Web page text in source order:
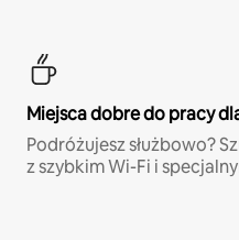
Miejsca dobre do pracy
Podróżujesz służbowo?
z szybkim Wi-Fi i